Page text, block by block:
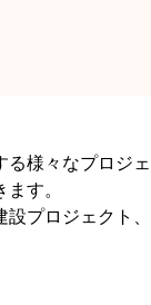
る様々なプロジ
す。
設プロジェクト